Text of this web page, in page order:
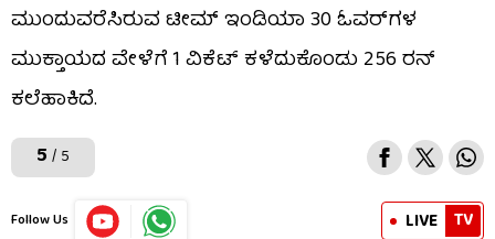
ಮುಂದುವರೆಸಿರುವ ಟೀಮ್ ಇಂಡಿಯಾ 30 ಓವರ್​​ಗಳ
ಮುಕ್ತಾಯದ ವೇಳೆಗೆ 1 ವಿಕೆಟ್ ಕಳೆದುಕೊಂಡು 256 ರನ್
ಕಲೆಹಾಕಿದೆ.
5 / 5
Follow Us LIVE TV